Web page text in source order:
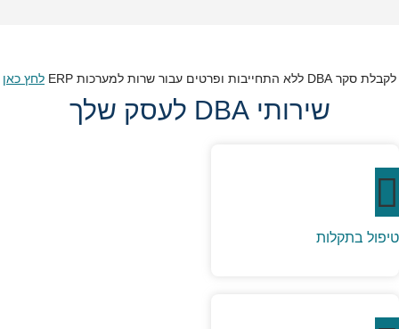
לקבלת סקר DBA ללא התחייבות ופרטים עבור שרות למערכות ERP לחץ כאן
שירותי DBA לעסק שלך
טיפול בתקלות